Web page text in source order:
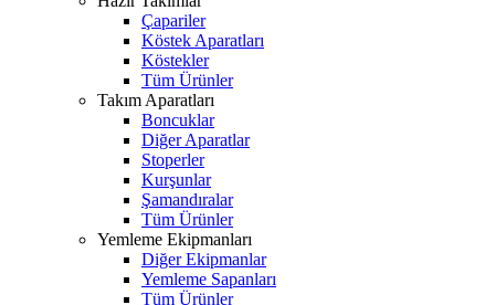
Çapariler
Köstek Aparatları
Köstekler
Tüm Ürünler
Takım Aparatları
Boncuklar
Diğer Aparatlar
Stoperler
Kurşunlar
Şamandıralar
Tüm Ürünler
Yemleme Ekipmanları
Diğer Ekipmanlar
Yemleme Sapanları
Tüm Ürünler